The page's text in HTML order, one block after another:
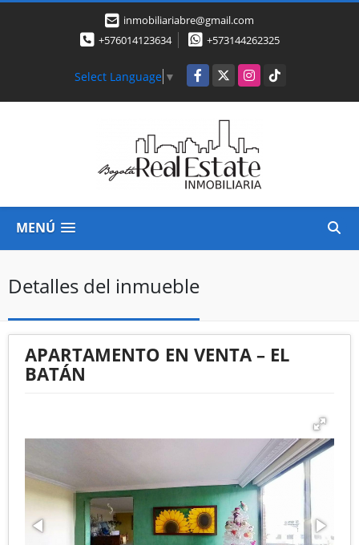
inmobiliariabre@gmail.com
+576014123634
+573144262325
Select Language ▼ Facebook
X Instagram
TikTok
MENÚ
Detalles del inmueble
APARTAMENTO EN VENTA – EL
BATÁN